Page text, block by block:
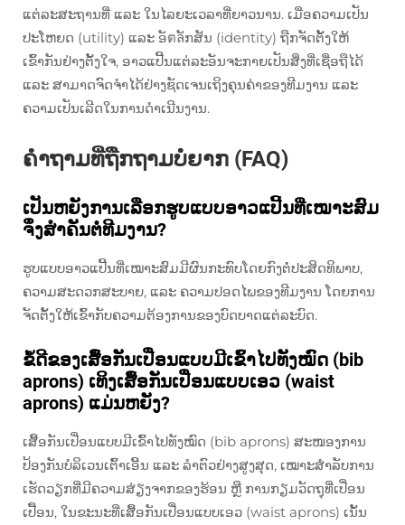
ແຕ່ລະສະຖານທີ່ ແລະ ໃນໄລຍະເວລາທີ່ຍາວນານ. ເມື່ອຄວາມເປັນ
ປະໂຫຍດ (utility) ແລະ ອັตลັກສັນ (identity) ຖືກຈັດຕັ້ງໃຫ້
ເຂົ້າກັນຢ່າງຕັ້ງໃຈ, ອາວແປີ້ນແຕ່ລະອັນຈະກາຍເປັນສິ່ງທີ່ເຊື່ອຖືໄດ້
ແລະ ສາມາດຈົດຈຳໄດ້ຢ່າງຊັດເຈນເຖິງຄຸນຄ່າຂອງທີມງານ ແລະ
ຄວາມເປັນເລີດໃນການດຳເນີນງານ.
ຄຳຖາມທີ່ຖືກຖາມບໍ່ຍາກ (FAQ)
ເປັນຫຍັງການເລືອກຮູບແບບອາວແປີ້ນທີ່ເໝາະສົມ
ຈຶ່ງສຳຄັນຕໍ່ທີມງານ?
ຮູບແບບອາວແປີ້ນທີ່ເໝາະສົມມີຜົນກະທົບໂດຍກົງຕໍ່ປະສິດທິພາບ,
ຄວາມສະດວກສະບາຍ, ແລະ ຄວາມປອດໄພຂອງທີມງານ ໂດຍການ
ຈັດຕັ້ງໃຫ້ເຂົ້າກັບຄວາມຕ້ອງການຂອງບົດບາດແຕ່ລະບົດ.
ຂໍ້ດີຂອງເສື້ອກັນເປື່ອນແບບມີເຂົ້າໄປທັງໝົດ (bib
aprons) ເທິງເສື້ອກັນເປື່ອນແບບເອວ (waist
aprons) ແມ່ນຫຍັງ?
ເສື້ອກັນເປື່ອນແບບມີເຂົ້າໄປທັງໝົດ (bib aprons) ສະໜອງການ
ປ້ອງກັນບໍລິເວນເຕົ້າເອີ້ນ ແລະ ລຳຕົວຢ່າງສູງສຸດ, ເໝາະສຳລັບການ
ເຮັດວຽກທີ່ມີຄວາມສ່ຽງຈາກຂອງຮ້ອນ ຫຼື ການກຽມວັດຖຸທີ່ເປື່ອນ
ເປື້ອນ, ໃນຂະນະທີ່ເສື້ອກັນເປື່ອນແບບເອວ (waist aprons) ເນັ້ນ